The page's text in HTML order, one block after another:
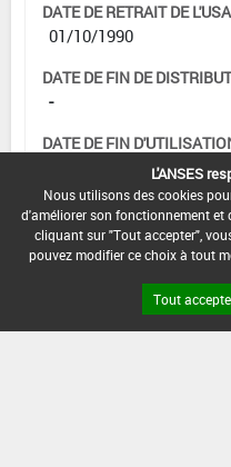
DATE DE RETRAIT DE
01/10/1990
DATE DE FIN DE
-
DATE DE FIN
L'ANSES
Nous utilisons des cookies
d'améliorer son fonctionnement et
cliquant sur "Tout accepter",
pouvez modifier ce choix à tout
Tout